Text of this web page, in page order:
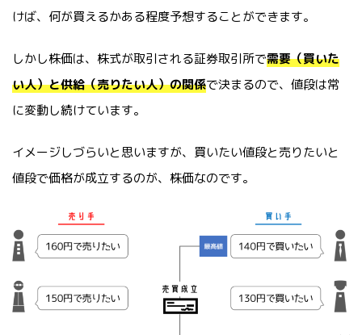
けば、何が買えるかある程度予想することができます。
しかし株価は、株式が取引される証券取引所で需要（買いた
い人）と供給（売りたい人）の関係で決まるので、値段は常
に変動し続けています。
イメージしづらいと思いますが、買いたい値段と売りたいと
値段で価格が成立するのが、株価なのです。